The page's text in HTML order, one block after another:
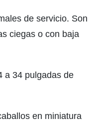
de servicio. Son
ciegas o con baja
a 34 pulgadas de
en miniatura